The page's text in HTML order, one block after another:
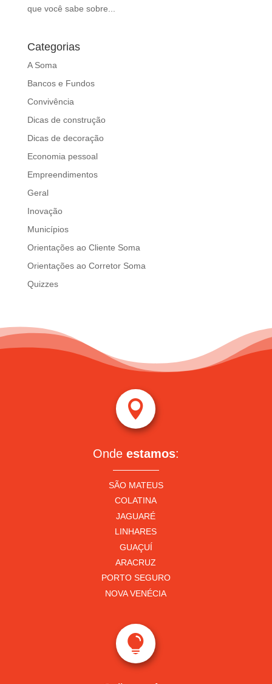
b
n
k
que você sabe sobre...
Categorias
A Soma
Bancos e Fundos
Convivência
Dicas de construção
Dicas de decoração
Economia pessoal
Empreendimentos
Geral
Inovação
Municípios
Orientações ao Cliente Soma
Orientações ao Corretor Soma
Quizzes

Onde estamos:
SÃO MATEUS
COLATINA
JAGUARÉ
LINHARES
GUAÇUÍ
ARACRUZ
PORTO SEGURO
NOVA VENÉCIA
